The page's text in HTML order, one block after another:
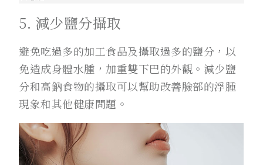
5. 減少鹽分攝取
避免吃過多的加工食品及攝取過多的鹽分，以
免造成身體水腫，加重雙下巴的外觀。減少鹽
分和高鈉食物的攝取可以幫助改善臉部的浮腫
現象和其他健康問題。